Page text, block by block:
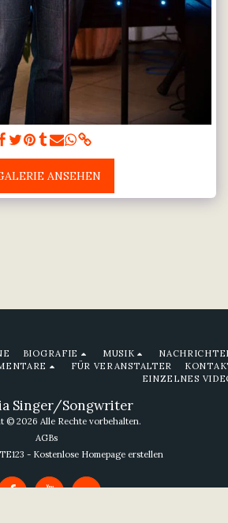
ANSEHEN
Singer/Songwriter
© 2026 Alle Rechte vorbehalten.
AGBs
- Kostenlose Homepage erstellen
BIOGRAFIE MUSIK
FÜR VERANSTALTER
EINZELNES